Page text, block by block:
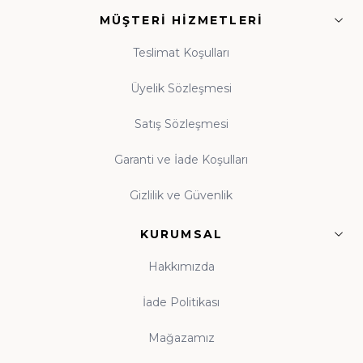
• Tasavvuf ve Dua:Manevi dünyanızı
başta olmak üzere alanında güvenilir onlarca
Kitap okuma alışkanlığı, çocukluk çağında atılan
tohumun ömür boyu meyve vermesidir. Evinde
kitabı hayatının tabii bir parçası olarak benimser. Hz.
MÜŞTERI HIZMETLERI
Teslimat Koşulları
Üyelik Sözleşmesi
Satış Sözleşmesi
Garanti ve İade Koşulları
Gizlilik ve Güvenlik
KURUMSAL
Hakkımızda
İade Politikası
Mağazamız